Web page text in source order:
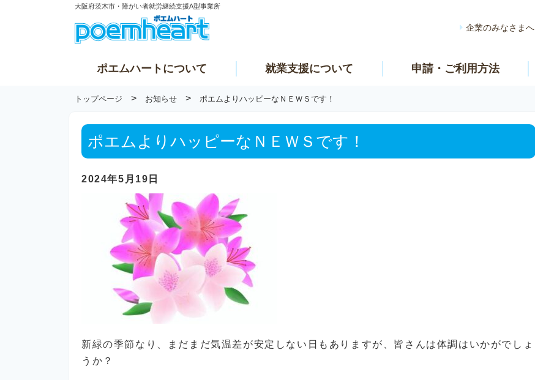
大阪府茨木市・障がい者就労継続支援A型事業所
企業のみなさまへ
ポエムハートについて 就業支援について 申請・ご利用方法
トップページ > お知らせ > ポエムよりハッピーなＮＥＷＳです！
ポエムよりハッピーなＮＥＷＳです！
2024年5月19日
新緑の季節なり、まだまだ気温差が安定しない日もありますが、皆さんは体調はいかがでしょ
うか？